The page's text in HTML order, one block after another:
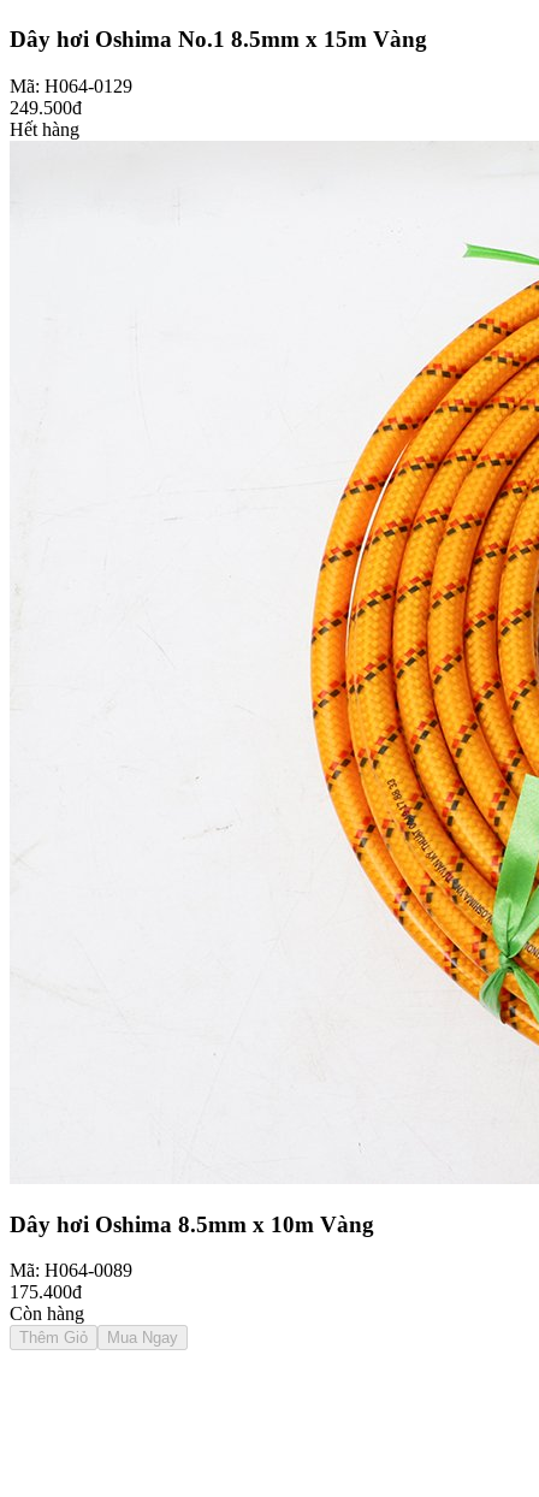
Dây hơi Oshima No.1 8.5mm x 15m Vàng
Mã: H064-0129
249.500đ
Hết hàng
Dây hơi Oshima 8.5mm x 10m Vàng
Mã: H064-0089
175.400đ
Còn hàng
Thêm Giỏ Mua Ngay